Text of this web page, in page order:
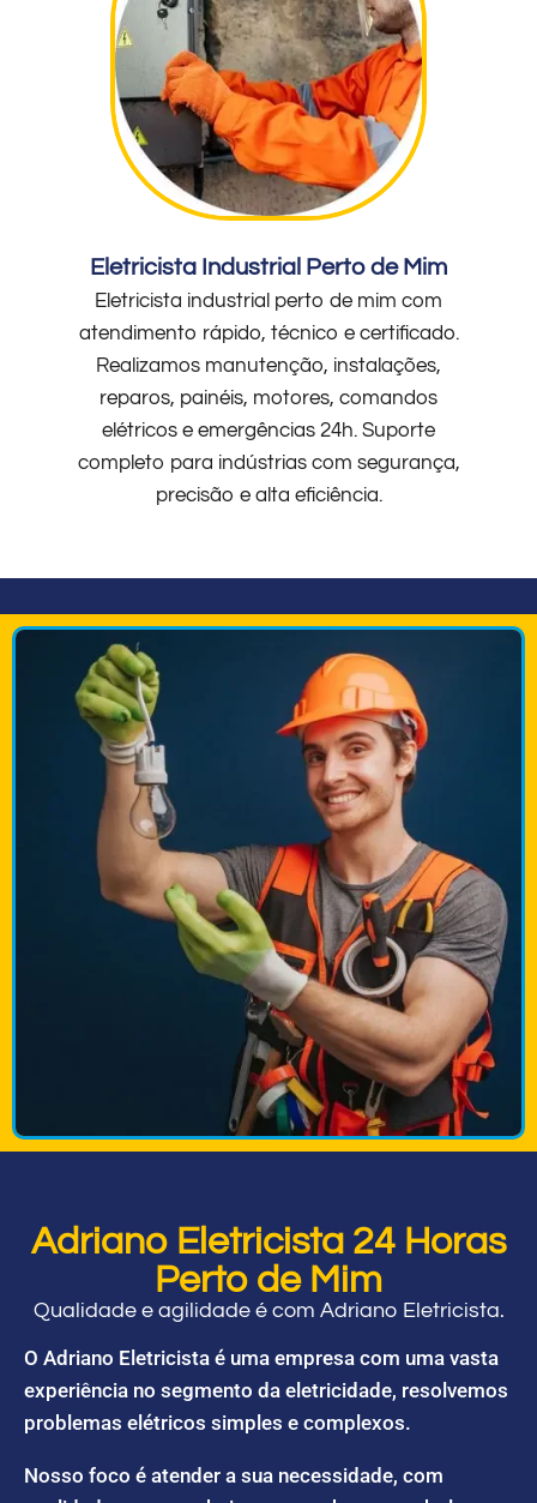
Eletricista Industrial Perto de Mim
Eletricista industrial perto de mim com
atendimento rápido, técnico e certificado.
Realizamos manutenção, instalações,
reparos, painéis, motores, comandos
elétricos e emergências 24h. Suporte
completo para indústrias com segurança,
precisão e alta eficiência.
Adriano Eletricista 24 Horas
Perto de Mim
Qualidade e agilidade é com Adriano Eletricista.
O Adriano Eletricista é uma empresa com uma vasta
experiência no segmento da eletricidade, resolvemos
problemas elétricos simples e complexos.
Nosso foco é atender a sua necessidade, com